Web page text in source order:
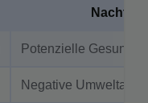
Nachteile
Potenzielle
Negative